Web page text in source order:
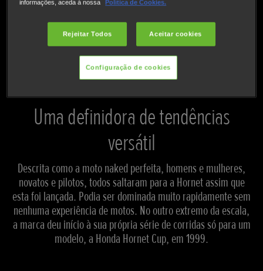
NÃO PODE ESPERAR? INSCREVA-SE PARA RECEBER ATUALIZAÇÕES
Uma definidora de tendências
versátil
Descrita como a moto naked perfeita, homens e mulheres,
novatos e pilotos, todos saltaram para a Hornet assim que
esta foi lançada. Podia ser dominada muito rapidamente sem
nenhuma experiência de motos. No outro extremo da escala,
a marca deu início à sua própria série de corridas só para um
modelo, a Honda Hornet Cup, em 1999.
informações, aceda à nossa
Política de Cookies.
Rejeitar Todos Aceitar cookies
Configuração de cookies